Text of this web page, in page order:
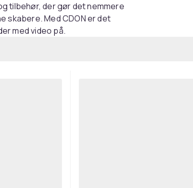
tilbehør, der gør det nemmere
skabere. Med CDON er det
med video på.